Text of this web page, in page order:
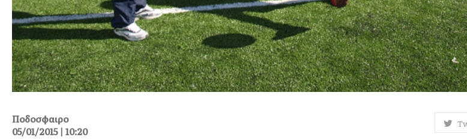
Ποδοσφαιρο
05/01/2015 | 10:20